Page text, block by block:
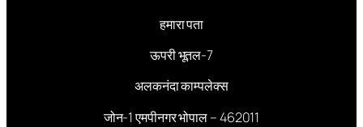
हमारा पता
ऊपरी भूतल-7
अलकनंदा काम्पलेक्स
जोन-1 एमपीनगर भोपाल – 462011